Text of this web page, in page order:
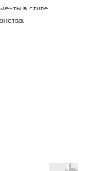
в стиле